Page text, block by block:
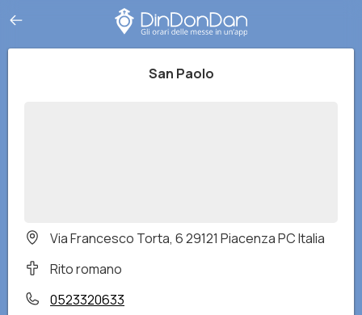
San Paolo
Via Francesco Torta, 6 29121 Piacenza PC Italia
Rito romano
0523320633